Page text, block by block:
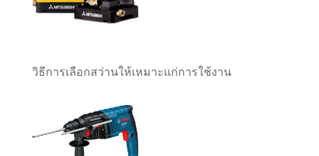
วิธีการเลือกสว่านให้เหมาะแก่การใช้งาน